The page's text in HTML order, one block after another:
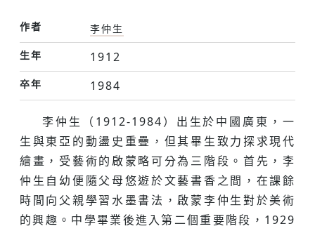
作者
李仲生
生年
1912
卒年 1984
李仲生（1912-1984）出生於中國廣東，一
生與東亞的動盪史重疊，但其畢生致力探求現代
繪畫，受藝術的啟蒙略可分為三階段。首先，李
仲生自幼便隨父母悠遊於文藝書香之間，在課餘
時間向父親學習水墨書法，啟蒙李仲生對於美術
的興趣。中學畢業後進入第二個重要階段，1929